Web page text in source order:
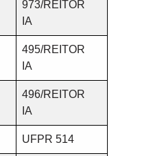
973/REITOR
IA
495/REITOR
IA
496/REITOR
IA
UFPR 514